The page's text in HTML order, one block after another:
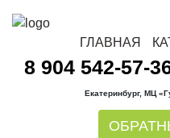
ГЛАВНАЯ
8 904 542-57-
Екатеринбург, МЦ